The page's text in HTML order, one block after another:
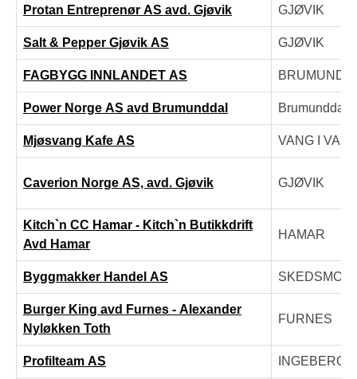
Protan Entreprenør AS avd. Gjøvik GJØVIK
Salt & Pepper Gjøvik AS GJØVIK
FAGBYGG INNLANDET AS
Power Norge AS avd Brumunddal Brumunddal
Mjøsvang Kafe AS VANG I
Caverion Norge AS, avd. Gjøvik GJØVIK
Kitch`n CC Hamar - Kitch`n Butikkdrift
Avd Hamar
HAMAR
Byggmakker Handel AS
Burger King avd Furnes - Alexander
Nyløkken Toth
FURNES
Profilteam AS INGEBERG